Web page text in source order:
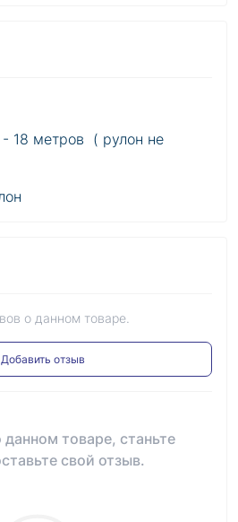
18 метров ( рулон не
о данном товаре.
отзыв
товаре, станьте
свой отзыв.